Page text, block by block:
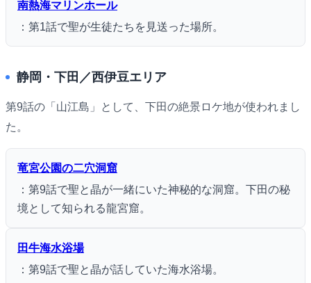
南熱海マリンホール
：第1話で聖が生徒たちを見送った場所。
静岡・下田／西伊豆エリア
第9話の「山江島」として、下田の絶景ロケ地が使われまし
た。
竜宮公園の二穴洞窟
：第9話で聖と晶が一緒にいた神秘的な洞窟。下田の秘
境として知られる龍宮窟。
田牛海水浴場
：第9話で聖と晶が話していた海水浴場。